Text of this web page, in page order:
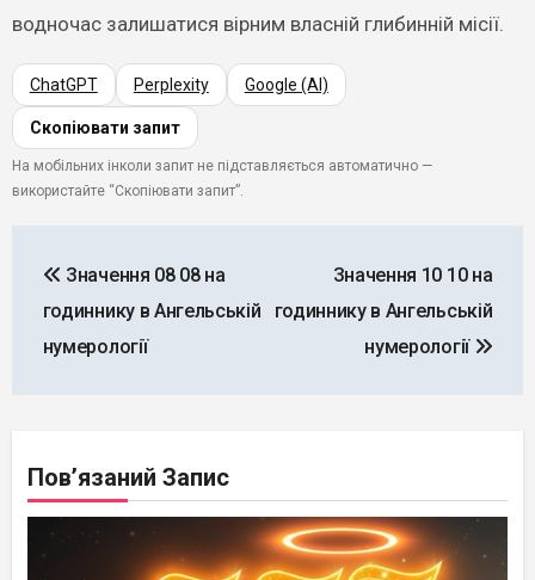
водночас залишатися вірним власній глибинній місії.
ChatGPT Perplexity Google (AI)
Скопіювати запит
На мобільних інколи запит не підставляється автоматично —
використайте “Скопіювати запит”.
записів
Значення 08 08 на
годиннику в Ангельській
нумерології
Значення 10 10 на
годиннику в Ангельській
нумерології
Пов’язаний Запис